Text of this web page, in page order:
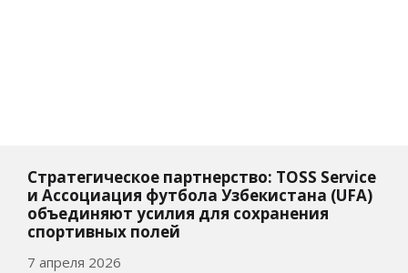
Стратегическое партнерство: TOSS Service
и Ассоциация футбола Узбекистана (UFA)
объединяют усилия для сохранения
спортивных полей
7 апреля 2026